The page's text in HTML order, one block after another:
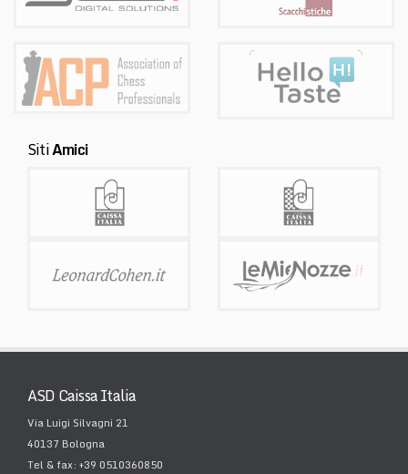
SitiAmici
ASD Caissa Italia
Via Luigi Silvagni 21
40137 Bologna
Tel & fax: +39 0510360850